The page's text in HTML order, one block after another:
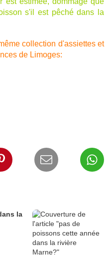
s'il est pêché dans la
collection d'assiettes et
de Limoges:
la